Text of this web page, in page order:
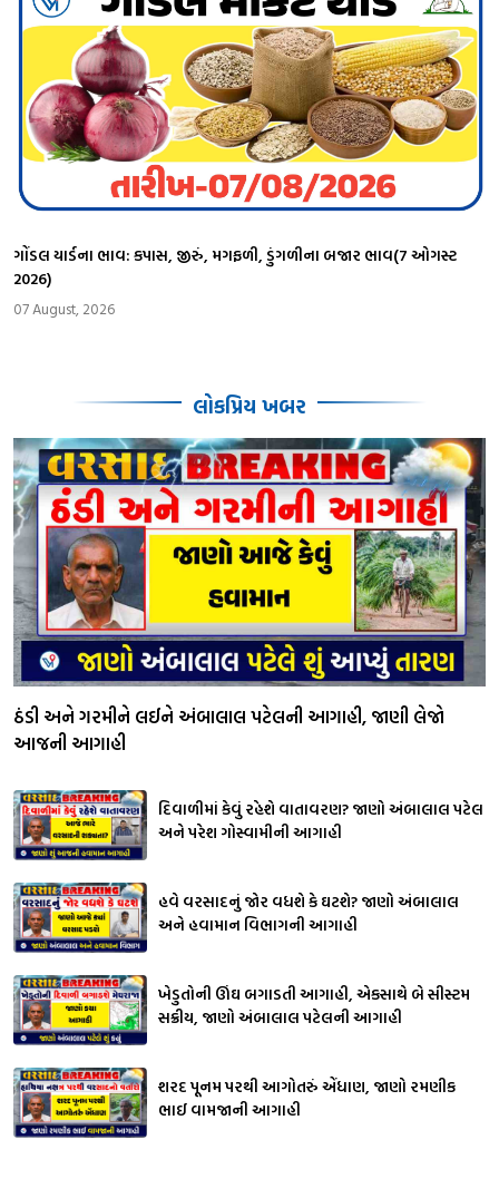
ગોંડલ યાર્ડના ભાવ: કપાસ, જીરું, મગફળી, ડુંગળીના બજાર ભાવ(7 ઓગસ્ટ
2026)
07 August, 2026
લોકપ્રિય ખબર
ઠંડી અને ગરમીને લઈને અંબાલાલ પટેલની આગાહી, જાણી લેજો
આજની આગાહી
દિવાળીમાં કેવું રહેશે વાતાવરણ? જાણો અંબાલાલ પટેલ
અને પરેશ ગોસ્વામીની આગાહી
હવે વરસાદનું જોર વધશે કે ઘટશે? જાણો અંબાલાલ
અને હવામાન વિભાગની આગાહી
ખેડુતોની ઊંઘ બગાડતી આગાહી, એકસાથે બે સીસ્ટમ
સક્રીય, જાણો અંબાલાલ પટેલની આગાહી
શરદ પૂનમ પરથી આગોતરું એંધાણ, જાણો રમણીક
ભાઈ વામજાની આગાહી